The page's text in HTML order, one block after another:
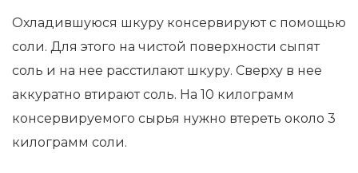
Охладившуюся шкуру консервируют с помощью
соли. Для этого на чистой поверхности сыпят
соль и на нее расстилают шкуру. Сверху в нее
аккуратно втирают соль. На 10 килограмм
консервируемого сырья нужно втереть около 3
килограмм соли.